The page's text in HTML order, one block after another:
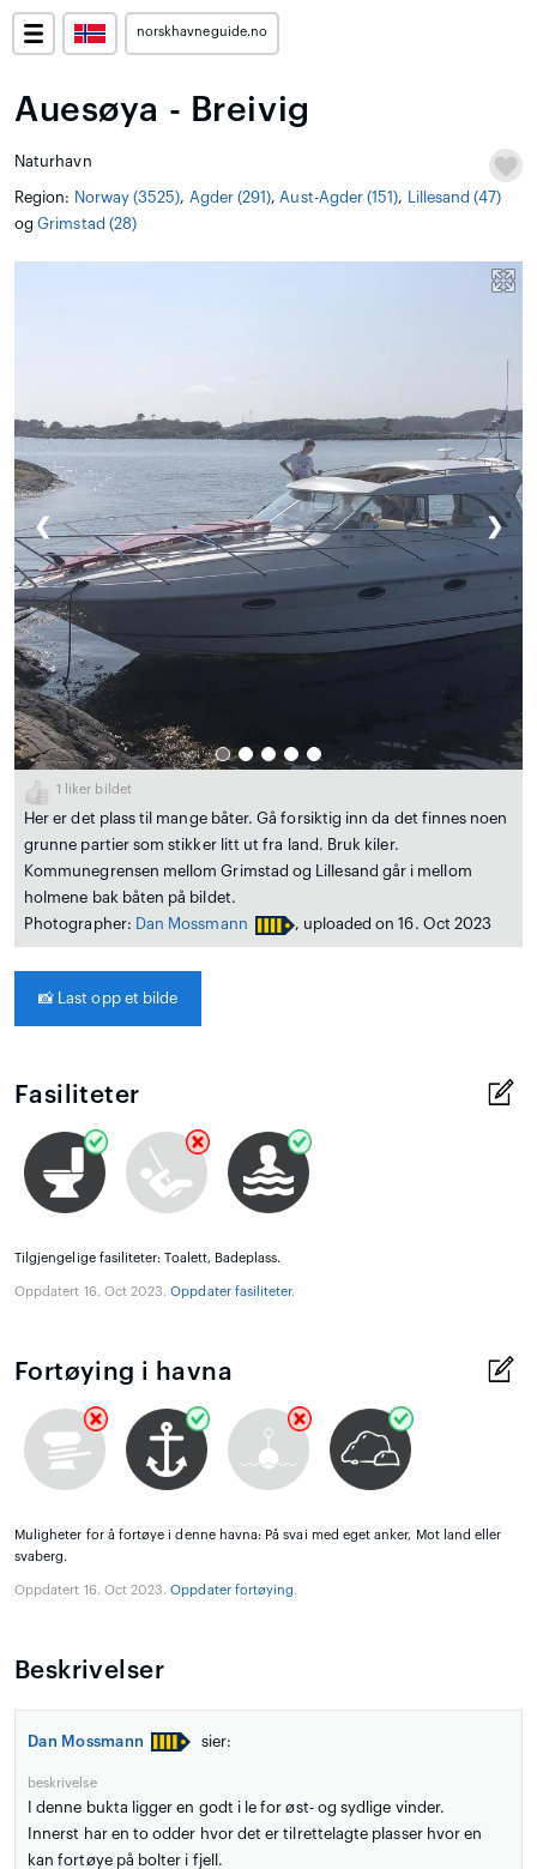
norskhavneguide.no
Auesøya - Breivig
Naturhavn
Region: Norway (3525), Agder (291), Aust-Agder (151),
Lillesand (47)
ogGrimstad (28)
❮ ❯
1 liker bildet
Her er det plass til mange båter. Gå forsiktig inn da det finnes noen
grunne partier som stikker litt ut fra land. Bruk kiler.
Kommunegrensen mellom Grimstad og Lillesand går i mellom
holmene bak båten på bildet.
Photographer: Dan Mossmann , uploaded on 16. Oct 2023
📸 Last opp et bilde
Fasiliteter
Tilgjengelige fasiliteter: Toalett, Badeplass.
Oppdatert 16. Oct 2023.Oppdater fasiliteter.
Fortøying i havna
Muligheter for å fortøye i denne havna: På svai med eget anker, Mot land eller
svaberg.
Oppdatert 16. Oct 2023.Oppdater fortøying.
Beskrivelser
Dan Mossmann sier:
beskrivelse
I denne bukta ligger en godt i le for øst- og sydlige vinder.
Innerst har en to odder hvor det er tilrettelagte plasser hvor en
kan fortøye på bolter i fjell.